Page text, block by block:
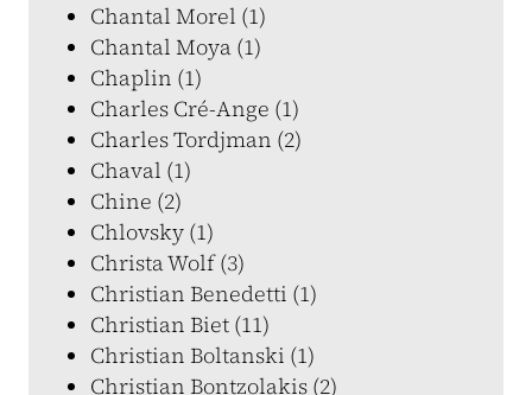
Chantal Morel (1)
Chantal Moya (1)
Chaplin (1)
Charles Cré-Ange (1)
Charles Tordjman (2)
Chaval (1)
Chine (2)
Chlovsky (1)
Christa Wolf (3)
Christian Benedetti (1)
Christian Biet (11)
Christian Boltanski (1)
Christian Bontzolakis (2)